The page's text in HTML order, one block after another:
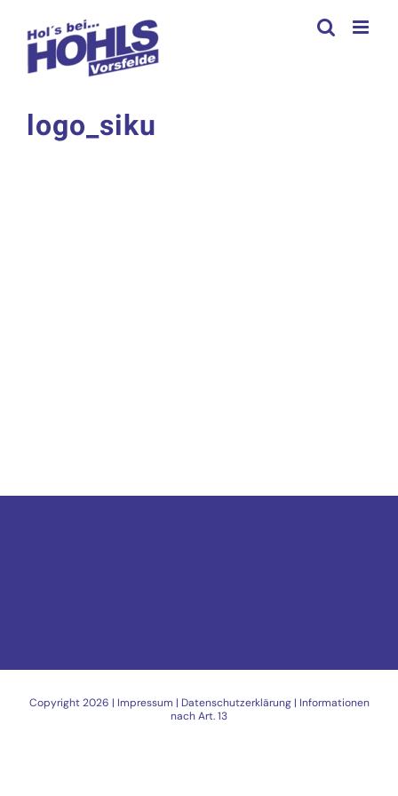
Inhalt
springen
logo_siku
Copyright2026 | Impressum | Datenschutzerklärung| Informationen
nach Art. 13